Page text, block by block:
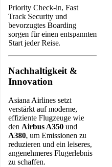
Priority Check-in, Fast
Track Security und
bevorzugtes Boarding
sorgen für einen entspannten
Start jeder Reise.
Nachhaltigkeit &
Innovation
Asiana Airlines setzt
verstärkt auf moderne,
effiziente Flugzeuge wie
den Airbus A350 und
A380, um Emissionen zu
reduzieren und ein leiseres,
angenehmeres Flugerlebnis
zu schaffen.